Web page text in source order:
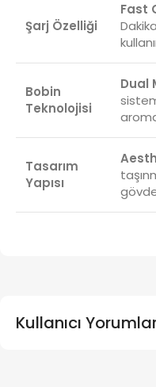
Şarj Özelliği
Fast
Bobin
Teknolojisi
Dual
Tasarım
Yapısı
Kullanıcı